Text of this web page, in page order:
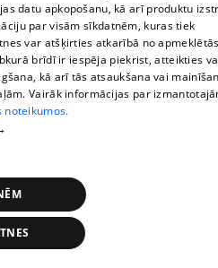
par brīžiem, kad
datu apkopošanu, kā arī produktu
par visām sīkdatnēm, kuras tiek
var atšķirties atkarībā no
brīdī ir iespēja piekrist, atteikties
kā arī tās atsaukšana vai
Vairāk informācijas par
noteikumos.